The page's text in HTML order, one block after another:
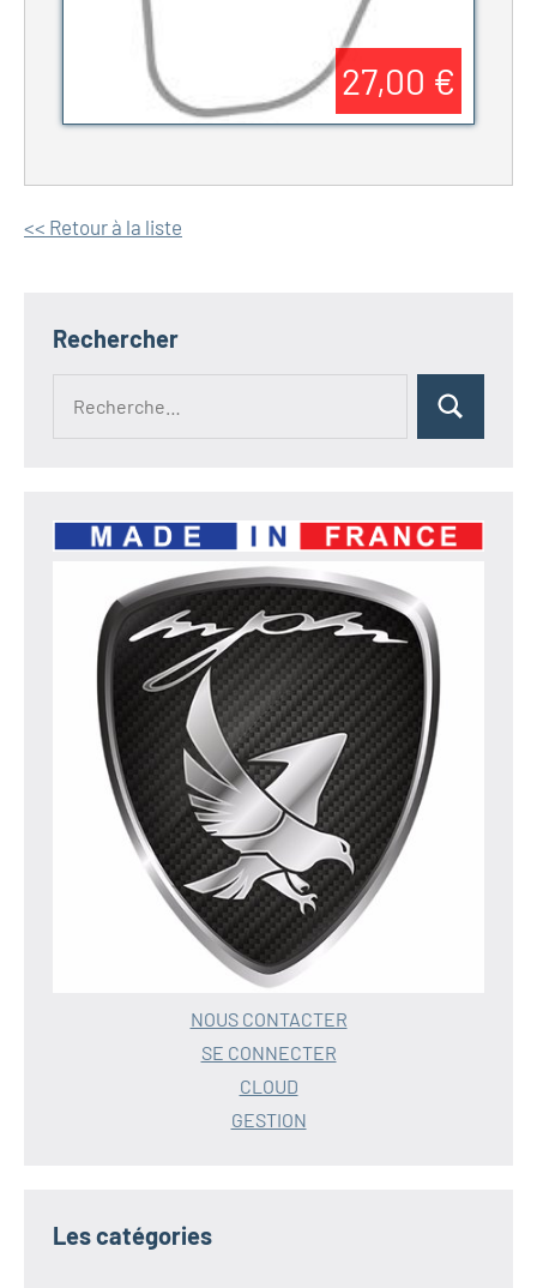
27,00 €
<< Retour à la liste
Rechercher
Rechercher
NOUS CONTACTER
SE CONNECTER
CLOUD
GESTION
Les catégories